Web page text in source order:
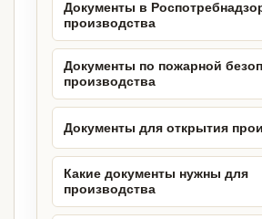
Документы в
производства
Документы по пожарной
производства
Документы для открытия
Какие документы нужны для
производства